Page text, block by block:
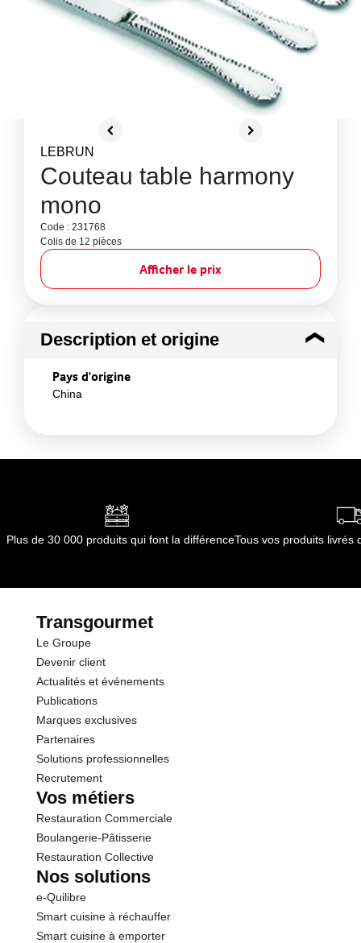
LEBRUN
Couteau table harmony
mono
Code : 231768
Colis de 12 pièces
Afficher le prix
Description et origine
Pays d'origine
China
Plus de 30 000 produits qui font la différenceTous vos produits livrés
Transgourmet
Le Groupe
Devenir client
Actualités et événements
Publications
Marques exclusives
Partenaires
Solutions professionnelles
Recrutement
Vos métiers
Restauration Commerciale
Boulangerie-Pâtisserie
Restauration Collective
Nos solutions
e-Quilibre
Smart cuisine à réchauffer
Smart cuisine à emporter